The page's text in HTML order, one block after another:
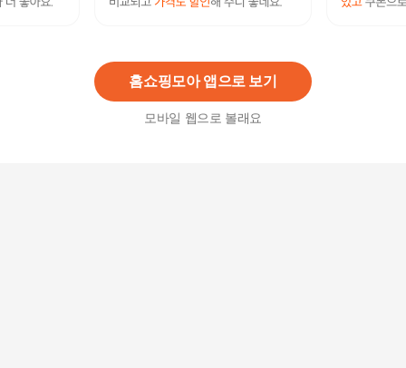
홈쇼핑모아 앱으로 보기
모바일 웹으로 볼래요
키친아트 하우스쿡 칼라 후라이팬 20cm 미니 프라